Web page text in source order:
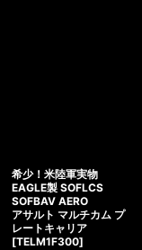
希少！米陸軍実物
EAGLE製 SOFLCS
SOFBAV AERO
アサルト マルチカム プ
レートキャリア
[TELM1F300]